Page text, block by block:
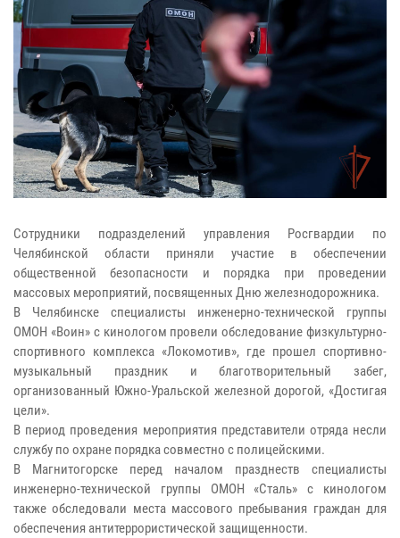
Сотрудники подразделений управления Росгвардии по
Челябинской области приняли участие в обеспечении
общественной безопасности и порядка при проведении
массовых мероприятий, посвященных Дню железнодорожника.
В Челябинске специалисты инженерно-технической группы
ОМОН «Воин» с кинологом провели обследование физкультурно-
спортивного комплекса «Локомотив», где прошел спортивно-
музыкальный праздник и благотворительный забег,
организованный Южно-Уральской железной дорогой, «Достигая
цели».
В период проведения мероприятия представители отряда несли
службу по охране порядка совместно с полицейскими.
В Магнитогорске перед началом празднеств специалисты
инженерно-технической группы ОМОН «Сталь» с кинологом
также обследовали места массового пребывания граждан для
обеспечения антитеррористической защищенности.